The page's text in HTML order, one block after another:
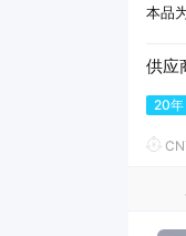
本品
供应
20年